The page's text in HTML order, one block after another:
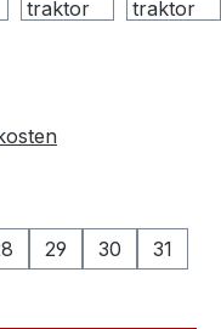
29 30
31